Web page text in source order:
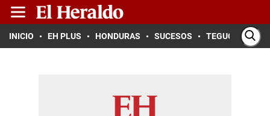
INICIO EH PLUS HONDURAS SUCESOS TEGUCIGALPA